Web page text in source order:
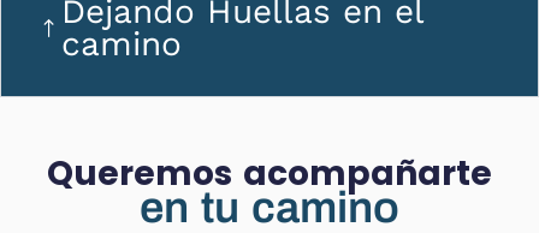
Dejando Huellas en el
camino
Queremos acompañarte
en tu camino